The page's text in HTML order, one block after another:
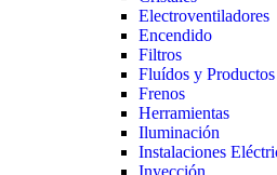
Electroventiladores
Encendido
Filtros
Fluídos y
Frenos
Herramientas
Iluminación
Instalaciones
Inyección